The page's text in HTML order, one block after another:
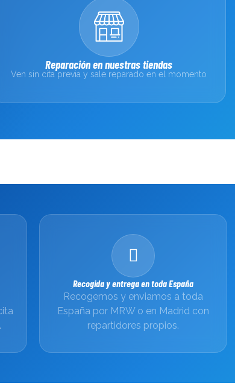
Reparación en nuestras tiendas
Ven sin cita previa y sale reparado en el momento
Recogida y entrega en toda España
Recogemos y enviamos a toda
España por MRW o en Madrid con
repartidores propios.